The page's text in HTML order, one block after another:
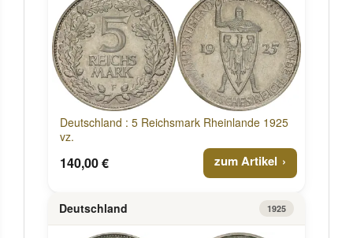
Deutschland : 5 Reichsmark Rheinlande 1925
vz.
140,00 € zum Artikel
Deutschland 1925